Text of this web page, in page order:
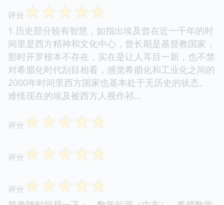
评分 ☆☆☆☆☆
1.历史部分较有智慧，如指出埃及曾在近一千年的时
间里是西方精神和文化中心，曾长期是基督教国家，
那时开罗根本不存在，实在是让人耳目一新，也不禁
对希腊化时代刮目相看，感觉希腊化和工业化之间的
2000年时间里西方国家也基本处于无历史的状态。
难怪现在的埃及被西方人视作祁...
评分 ☆☆☆☆☆
评分 ☆☆☆☆☆
评分 ☆☆☆☆☆